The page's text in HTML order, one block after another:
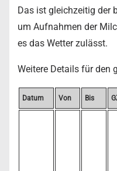
Das ist gleichzeitig der
um Aufnahmen der
es das Wetter zulässt.
Weitere Details für den
Datum Von Bis